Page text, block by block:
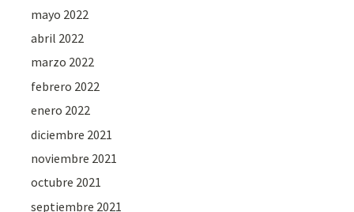
mayo 2022
abril 2022
marzo 2022
febrero 2022
enero 2022
diciembre 2021
noviembre 2021
octubre 2021
septiembre 2021